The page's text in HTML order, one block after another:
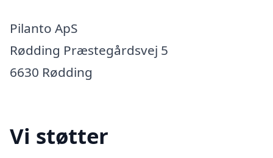
Pilanto ApS
Rødding Præstegårdsvej 5
6630 Rødding
Vi støtter